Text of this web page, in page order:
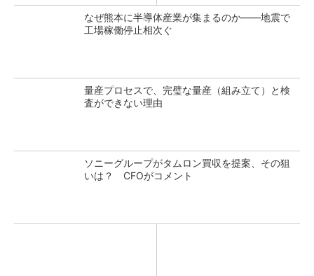
なぜ熊本に半導体産業が集まるのか――地震で
工場稼働停止相次ぐ
量産プロセスで、完璧な量産（組み立て）と検
査ができない理由
ソニーグループがタムロン買収を提案、その狙
いは？ CFOがコメント